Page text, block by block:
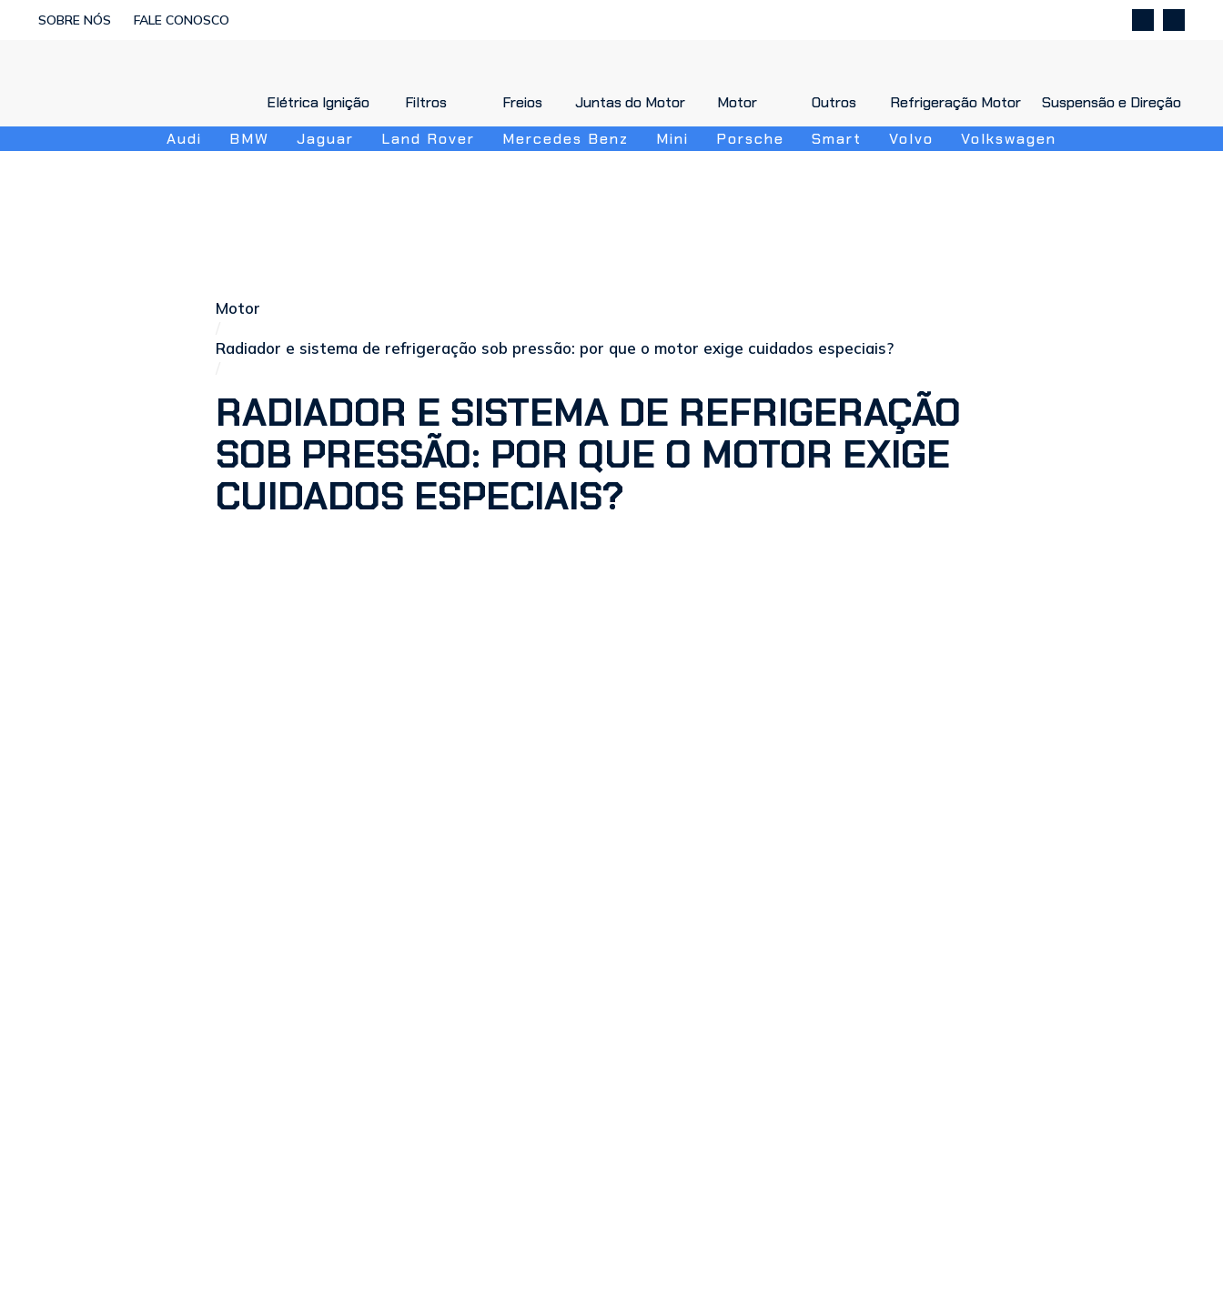
SOBRE NÓS FALE CONOSCO
Elétrica Ignição
Elétrica Ignição Filtros
Filtros Freios
Freios Juntas do Motor
Juntas do Motor Motor
Motor Outros
Outros Refrigeração Motor
Refrigeração Motor Suspensão e Direção
Suspensão e Direção
Audi
BMW Jaguar Land Rover Mercedes Benz Mini Porsche Smart Volvo Volkswagen
Motor
Radiador e sistema de refrigeração sob pressão: por que o motor exige cuidados especiais?
RADIADOR E SISTEMA DE REFRIGERAÇÃO
SOB PRESSÃO: POR QUE O MOTOR EXIGE
CUIDADOS ESPECIAIS?